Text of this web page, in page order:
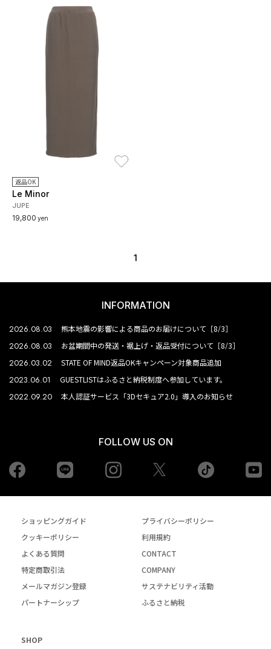
返品OK
Le Minor
JUPE
19,800 yen
1
INFORMATION
2026.08.03 熊本地震の影響による商品のお届けについて［8/3］
2026.08.03 お盆期間中の発送・裾上げ・返品受付について［8/3］
2026.03.02 STATE OF MIND返品OKキャンペーン対象商品追加
2023.06.01 GUESTLISTはふるさと納税制度へ参加しています。
2022.09.20 本人認証サービス「3Dセキュア2.0」導入のお知らせ
FOLLOW US ON
Facebook Instagram tiktok
ショッピングガイド
プライバシーポリシー
クッキーポリシー
利用規約
よくある質問
CONTACT
特定商取引法
COMPANY
メールマガジン登録
サステナビリティ活動
パートナーシップ
ふるさと納税
SHOP